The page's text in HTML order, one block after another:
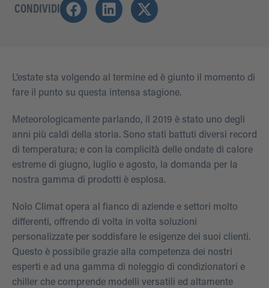
CONDIVIDI
L’estate sta volgendo al termine ed è giunto il momento di
fare il punto su questa intensa stagione.
Meteorologicamente parlando, il 2019 è stato uno degli
anni più caldi della storia. Sono stati battuti diversi record
di temperatura; e con la complicità delle ondate di calore
estreme di giugno, luglio e agosto, la domanda per la
nostra gamma di prodotti è esplosa.
Nolo Climat opera al fianco di aziende e settori molto
differenti, offrendo di volta in volta soluzioni
personalizzate per soddisfare le esigenze dei suoi clienti.
Questo è possibile grazie alla competenza dei nostri
esperti e ad una gamma di noleggio di condizionatori e
chiller che comprende modelli versatili ed altamente